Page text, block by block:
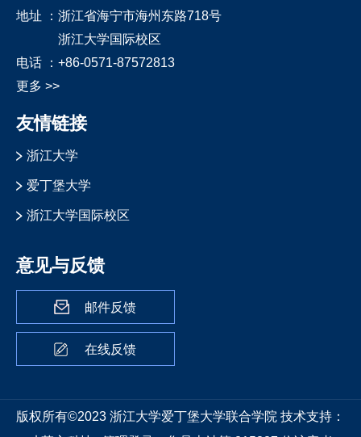
地址 ： 浙江省海宁市海州东路718号
浙江大学国际校区
电话 ： +86-0571-87572813
更多 >>
友情链接
浙江大学
爱丁堡大学
浙江大学国际校区
意见与反馈
邮件反馈
在线反馈
版权所有©2023 浙江大学爱丁堡大学联合学院 技术支持：